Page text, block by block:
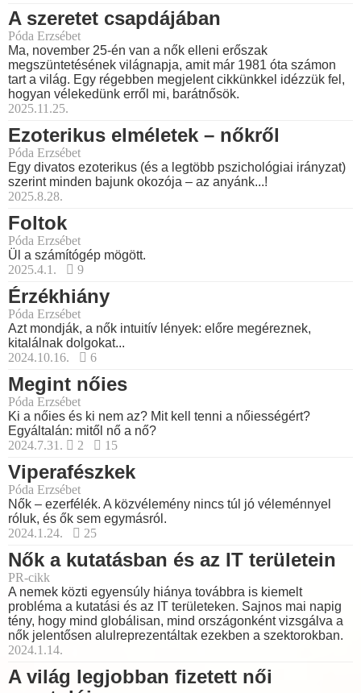
A szeretet csapdájában
Póda Erzsébet
Ma, november 25-én van a nők elleni erőszak
megszüntetésének világnapja, amit már 1981 óta számon
tart a világ. Egy régebben megjelent cikkünkkel idézzük fel,
hogyan vélekedünk erről mi, barátnősök.
2025.11.25.
Ezoterikus elméletek – nőkről
Póda Erzsébet
Egy divatos ezoterikus (és a legtöbb pszichológiai irányzat)
szerint minden bajunk okozója – az anyánk...!
2025.8.28.
Foltok
Póda Erzsébet
Ül a számítógép mögött.
2025.4.1.
9
Érzékhiány
Póda Erzsébet
Azt mondják, a nők intuitív lények: előre megéreznek,
kitalálnak dolgokat...
2024.10.16.
6
Megint nőies
Póda Erzsébet
Ki a nőies és ki nem az? Mit kell tenni a nőiességért?
Egyáltalán: mitől nő a nő?
2024.7.31.
2 15
Viperafészkek
Póda Erzsébet
Nők – ezerfélék. A közvélemény nincs túl jó véleménnyel
róluk, és ők sem egymásról.
2024.1.24.
25
Nők a kutatásban és az IT területein
PR-cikk
A nemek közti egyensúly hiánya továbbra is kiemelt
probléma a kutatási és az IT területeken. Sajnos mai napig
tény, hogy mind globálisan, mind országonként vizsgálva a
nők jelentősen alulreprezentáltak ezekben a szektorokban.
2024.1.14.
A világ legjobban fizetett női